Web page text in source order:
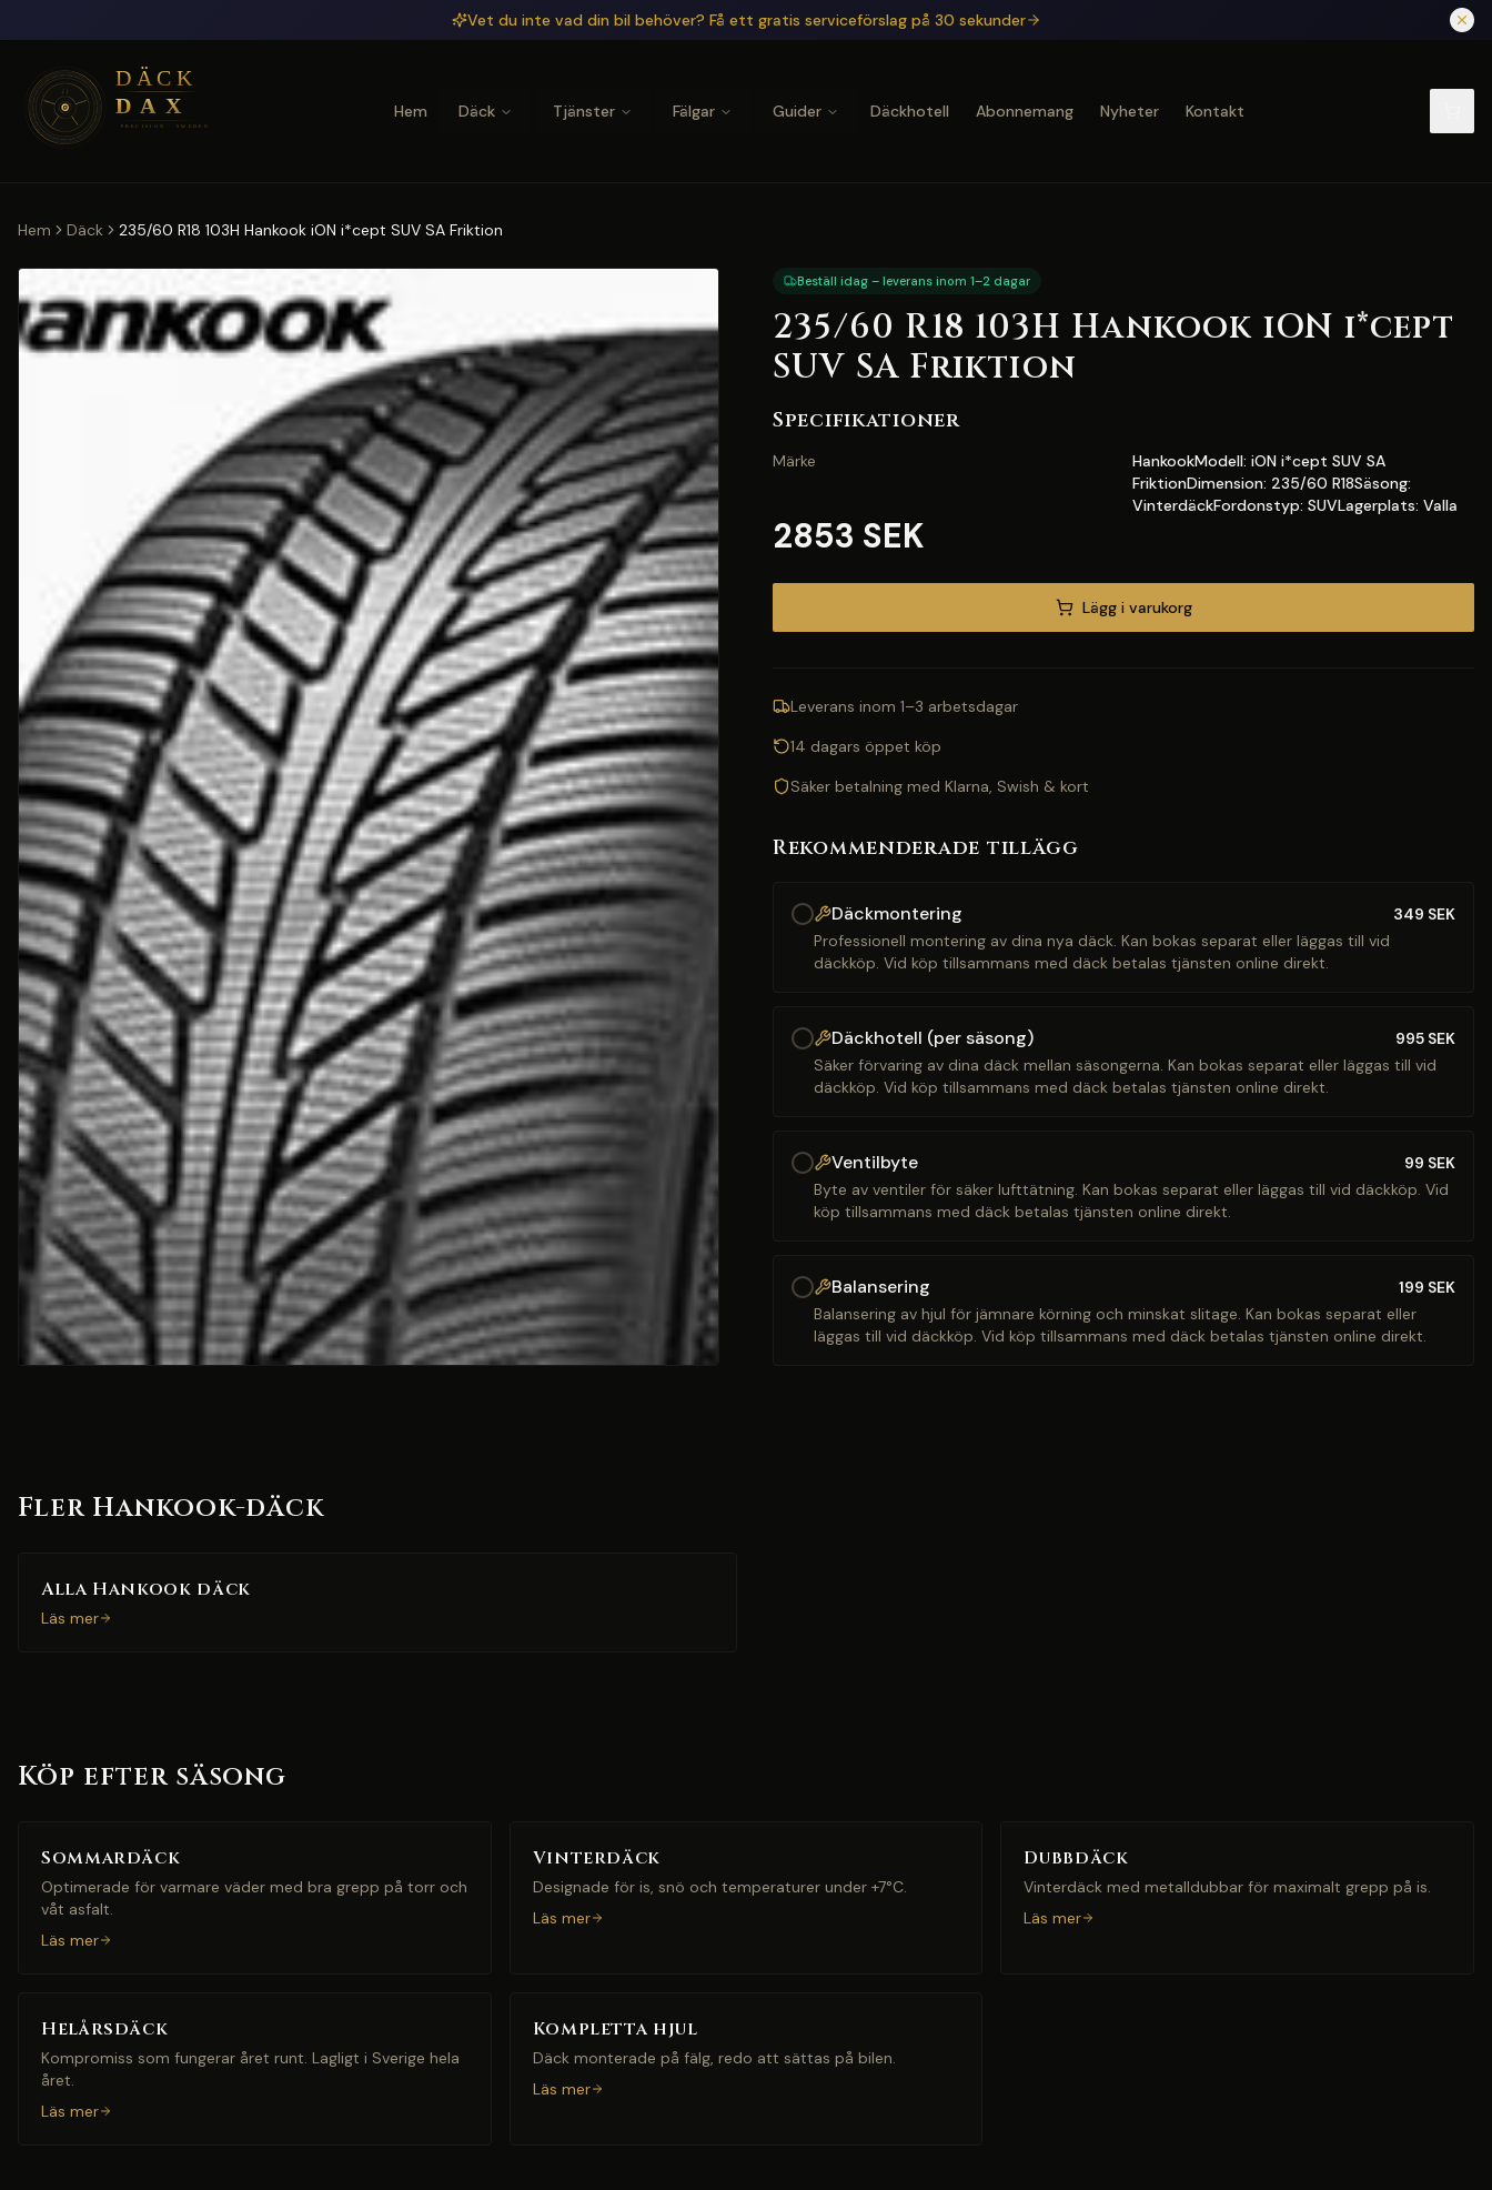
Vet du inte vad din bil behöver? Få ett gratis serviceförslag på 30 sekunder
Hem Däck Tjänster Fälgar Guider Däckhotell Abonnemang Nyheter Kontakt
Hem Däck 235/60 R18 103H Hankook iON i*cept SUV SA Friktion
Beställ idag – leverans inom 1–2 dagar
235/60 R18 103H Hankook iON i*cept
SUV SA Friktion
Specifikationer
Märke
HankookModell: iON i*cept SUV SA
FriktionDimension: 235/60 R18Säsong:
VinterdäckFordonstyp: SUVLagerplats: Valla
2853 SEK
Lägg i varukorg
Leverans inom 1–3 arbetsdagar
14 dagars öppet köp
Säker betalning med Klarna, Swish & kort
Rekommenderade tillägg
Däckmontering 349 SEK
Professionell montering av dina nya däck. Kan bokas separat eller läggas till vid
däckköp. Vid köp tillsammans med däck betalas tjänsten online direkt.
Däckhotell (per säsong) 995 SEK
Säker förvaring av dina däck mellan säsongerna. Kan bokas separat eller läggas till vid
däckköp. Vid köp tillsammans med däck betalas tjänsten online direkt.
Ventilbyte 99 SEK
Byte av ventiler för säker lufttätning. Kan bokas separat eller läggas till vid däckköp. Vid
köp tillsammans med däck betalas tjänsten online direkt.
Balansering 199 SEK
Balansering av hjul för jämnare körning och minskat slitage. Kan bokas separat eller
läggas till vid däckköp. Vid köp tillsammans med däck betalas tjänsten online direkt.
Fler Hankook-däck
Alla Hankook däck
Läs mer
Köp efter säsong
Sommardäck
Optimerade för varmare väder med bra grepp på torr och
våt asfalt.
Läs mer
Vinterdäck
Designade för is, snö och temperaturer under +7°C.
Läs mer
Dubbdäck
Vinterdäck med metalldubbar för maximalt grepp på is.
Läs mer
Helårsdäck
Kompromiss som fungerar året runt. Lagligt i Sverige hela
året.
Läs mer
Kompletta hjul
Däck monterade på fälg, redo att sättas på bilen.
Läs mer